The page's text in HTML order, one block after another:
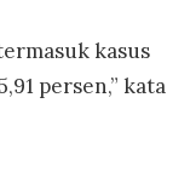
kasus
persen,” kata